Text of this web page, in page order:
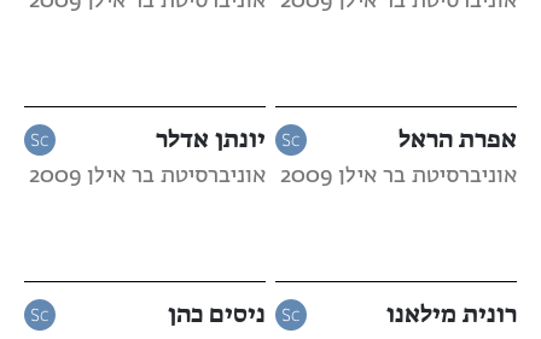
אפרת הראל
אוניברסיטת בר אילן 2009
יונתן אדלר
אוניברסיטת בר אילן 2009
רונית מילאנו ניסים כהן